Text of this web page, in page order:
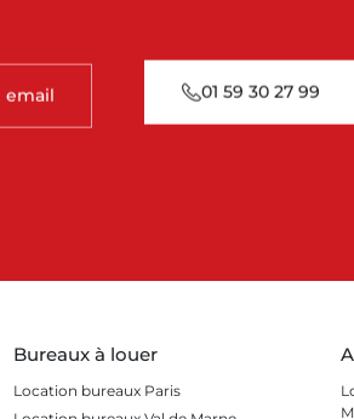
email 01 59 30 27 99
Bureaux à louer
Location bureaux Paris